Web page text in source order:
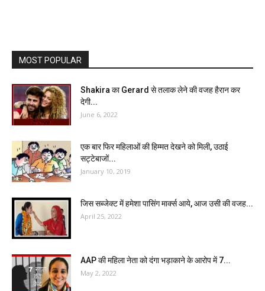
MOST POPULAR
Shakira का Gerard से तलाक लेने की वजह हैरान कर
देगी...
June 6, 2022
एक बार फिर महिलाओं की हिम्मत देखने को मिली, उठाई
सट्टेबाजों...
January 10, 2019
जिस सब्जेक्ट में हमेशा पासिंग मार्क्स आये, आज उसी की वजह...
April 25, 2022
AAP की महिला नेता को दंगा भड़ाकाने के आरोप में 7...
May 2, 2022